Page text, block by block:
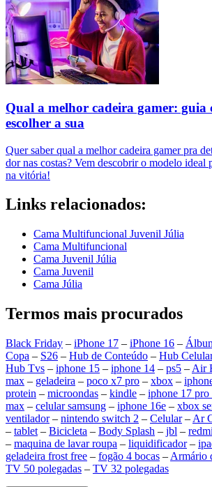
Qual a melhor cadeira gamer: guia
escolher a sua
Quer saber qual a melhor cadeira gamer pra
dor nas costas? Vem descobrir o modelo ideal
na vitória!
Links relacionados:
Cama Multifuncional Juvenil Júlia
Cama Multifuncional
Cama Juvenil Júlia
Cama Juvenil
Cama Júlia
Termos mais procurados
Black Friday – iPhone 17 – iPhone 16 –
Copa – S26 – Hub de Conteúdo – Hub
Hub Tvs – iphone 15 – iphone 14 – ps5 – Air
max – geladeira – poco x7 pro – xbox –
protein – microondas – kindle – iphone 17 pro
max – celular samsung – iphone 16e – xbox
ventilador– nintendo switch 2 – Celular– Ar
– tablet – Bicicleta – Body Splash – jbl –
– maquina de lavar roupa – liquidificador–
geladeira frost free – fogão 4 bocas – Armário
TV 50 polegadas – TV 32 polegadas